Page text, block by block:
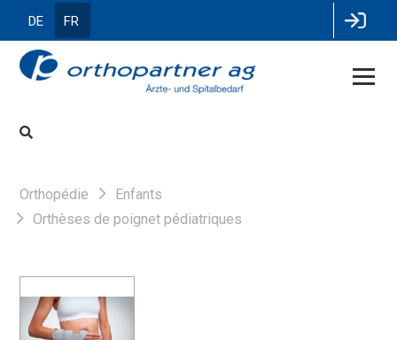
DE FR
Orthopédie
Enfants
Orthèses de poignet pédiatriques